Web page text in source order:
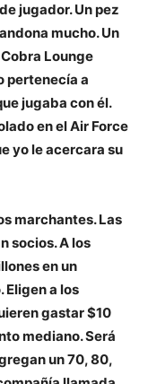
jugador. Un pez
mucho. Un
Lounge
pertenecía a
jugaba con él.
en el Air Force
yo le acercara su
marchantes. Las
socios. A los
en un
Eligen a los
gastar $10
mediano. Será
un 70, 80,